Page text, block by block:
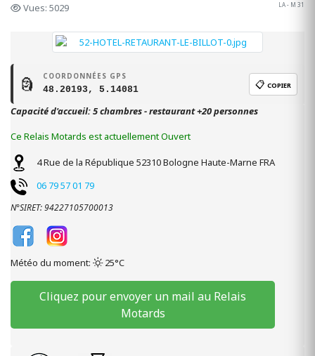
Vues: 5029
LA - M 31
🗿 COORDONNÉES GPS
48.20193, 5.14081 📋 COPIER
Capacité d'accueil: 5 chambres - restaurant +20 personnes
Ce Relais Motards est actuellement Ouvert
4 Rue de la République 52310Bologne Haute-Marne FRA
06 79 57 01 79
N°SIRET: 94227105700013
Météo du moment: 25°C
Cliquez pour envoyer un mail au Relais
Motards